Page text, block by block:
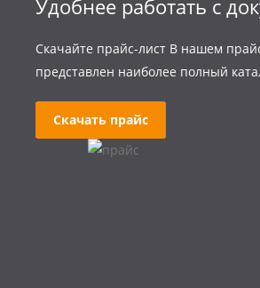
Удобнее работать с
Скачайте прайс-лист В нашем
представлен наиболее полный
Скачать прайс